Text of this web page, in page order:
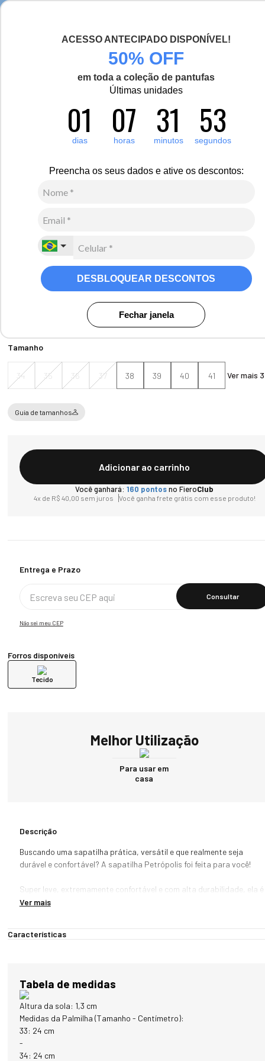
ACESSO ANTECIPADO DISPONÍVEL!
50% OFF
em toda a coleção de pantufas
Últimas unidades
01
dias 07
horas 31
minutos 53
segundos
Preencha os seus dados e ative os descontos:
DESBLOQUEAR DESCONTOS
Fechar janela
Avaliações
00
,00 sem juros
Ver Parcelas
(5% OFF no PIX/Boleto)
Relax Preto
Tamanho
34 35 36 37 38 39 40 41 Ver mais 3
Guia de tamanhos
Adicionar ao carrinho
Você ganhará: 160 pontosno FieroClub
4x de R$ 40,00 sem juros Você ganha frete grátis com esse produto!
Não sei meu CEP
Calcular O Frete
Forros disponíveis
Tecido
Melhor Utilização
Para usar em
casa
Descrição
Buscando uma sapatilha prática, versátil e que realmente seja
durável e confortável? A sapatilha Petrópolis foi feita para você!
Super leve, extremamente confortável e com alta durabilidade, ela é
feita em couro Premium e o forro é em tecido anatômico com
uma dose extra de segurança ao caminhar. A parte superior da
Modelo: Petrópolis
Gênero: Unissex
Referência: 425
Forro: Tecido anatômico
Sola: Antiderrapante
Ver mais
Características
Tabela de medidas
Altura da sola: 1,3 cm
Medidas da Palmilha (Tamanho - Centímetro):
33: 24 cm
-
34: 24 cm